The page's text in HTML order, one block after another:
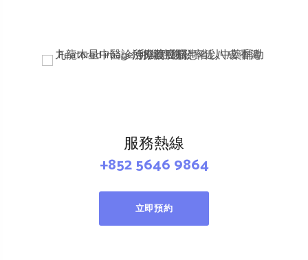
服務熱線
+852 5646 9864
立即預約